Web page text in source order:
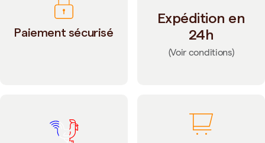
Paiement sécurisé
Expédition en
24h
(Voir conditions)